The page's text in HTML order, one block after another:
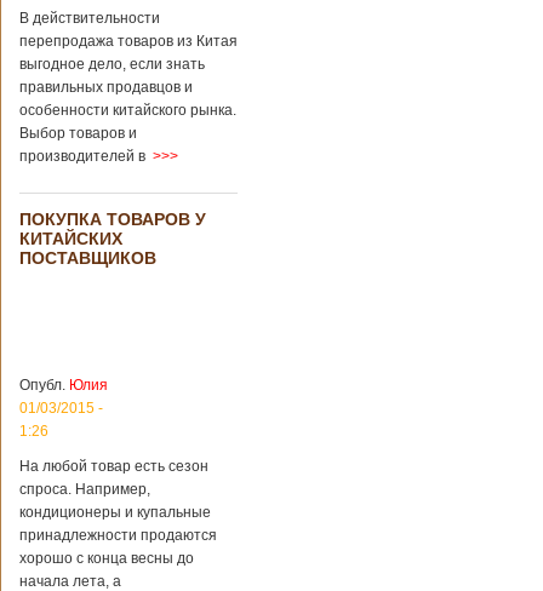
В действительности
перепродажа товаров из Китая
выгодное дело, если знать
правильных продавцов и
особенности китайского рынка.
Выбор товаров и
производителей в >>>
ПОКУПКА ТОВАРОВ У
КИТАЙСКИХ
ПОСТАВЩИКОВ
Опубл. Юлия
01/03/2015 -
1:26
На любой товар есть сезон
спроса. Например,
кондиционеры и купальные
принадлежности продаются
хорошо с конца весны до
начала лета, а